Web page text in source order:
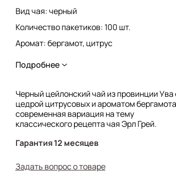
Вид чая: черный
Количество пакетиков: 100 шт.
Аромат: бергамот, цитрус
Наличие ярлычка: да
Тип пакетика: стандартный
Серия: Earl Grey
Тип упаковки: картонная упаковка
Срок годности: 36 мес.
Бренд: GREENFIELD
Подробнее
Черный цейлонский чай из провинции Ува
цедрой цитрусовых и ароматом
современная вариация на тему
классического рецепта чая Эрл Грей.
Гарантия 12 месяцев
Задать вопрос о товаре